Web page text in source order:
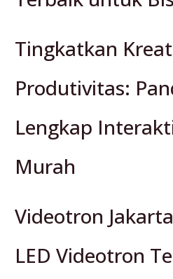
Tingkatkan
Produtivitas:
Lengkap
Murah
Videotron
LED Videotron